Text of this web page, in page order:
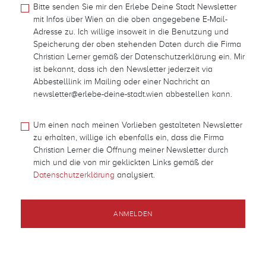
Bitte senden Sie mir den Erlebe Deine Stadt Newsletter
mit Infos über Wien an die oben angegebene E-Mail-
Adresse zu. Ich willige insoweit in die Benutzung und
Speicherung der oben stehenden Daten durch die Firma
Christian Lerner gemäß der Datenschutzerklärung ein. Mir
ist bekannt, dass ich den Newsletter jederzeit via
Abbestelllink im Mailing oder einer Nachricht an
newsletter@erlebe-deine-stadt.wien abbestellen kann.
Um einen nach meinen Vorlieben gestalteten Newsletter
zu erhalten, willige ich ebenfalls ein, dass die Firma
Christian Lerner die Öffnung meiner Newsletter durch
mich und die von mir geklickten Links gemäß der
Datenschutzerklärung analysiert.